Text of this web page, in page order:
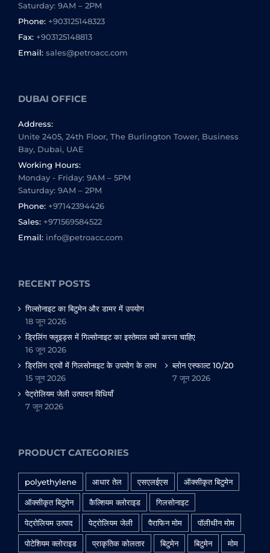
Saturday: 9AM – 2PM
Phone: +903125148323
Fax: +903125148813
Email: sales@petroacc.com
DUBAI OFFICE
Address:
Unite 2405, 24th Floor, The Burlington Tower, Business
Bay, Dubai, UAE
Working Hours:
Monday - Friday: 9AM – 5PM
Saturday: 9AM – 2PM
Phone: +97142394426
Sales: +971569584522
Email: info@petroacc.com
RECENT POSTS
गिल्सोनाइट का बिटुमेन और डामर में उपयोग
18 जून 2026
ड्रिलिंग फ्लूइड्स में गिल्सोनाइट का इस्तेमाल क्यों करना चाहिए
16 जून 2026
ड्रिलिंग द्रवों में गिलसोनाइट के उपयोग के लाभ
15 जून 2026
ब्लोन एस्फाल्ट 10/20
7 जून 2026
पेट्रोलियम जेली उत्पादन विधियाँ
7 जून 2026
PRODUCT CATEGORIES
polyethylene आधार तेल एसएलईएस ऑक्सीकृत बिटुमेन
ऑक्सीकृत बिटुमेन कैल्शियम क्लोराइड गिलसोनाइट
पेट्रोलियम उत्पाद पेट्रोलियम जेली पैराफिन मोम पॉलीथीन मोम
पोटेशियम क्लोराइड प्राकृतिक कोलतार बिटुमेन बिटुमेन मोम